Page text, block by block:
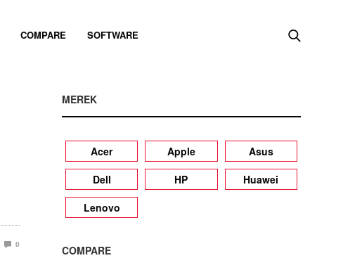
COMPARE SOFTWARE
0
MEREK
Acer Apple
Asus
Dell
HP
Huawei
Lenovo
COMPARE